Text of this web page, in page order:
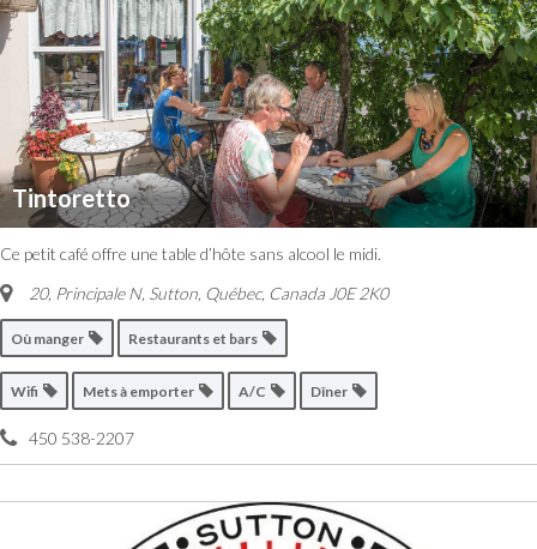
Tintoretto
Ce petit café offre une table d’hôte sans alcool le midi.
20, Principale N, Sutton Québec, Canada J0E 2K0
Où manger Restaurants et bars
Wifi Mets à emporter A/C Dîner
450 538-2207